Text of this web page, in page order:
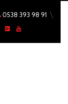
0538 393 98 91